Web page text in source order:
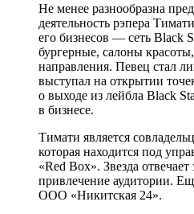
Не менее разнообразна
деятельность рэпера
его бизнесов — сеть Black
бургерные, салоны
направления. Певец стал
выступал на открытии
о выходе из лейбла Black
в бизнесе.
Тимати является
которая находится под
«Red Box». Звезда
привлечение аудитории.
ООО «Никитская 24».